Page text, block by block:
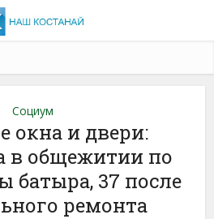
Социум
окна и двери:
в общежитии по
батыра, 37 после
ремонта